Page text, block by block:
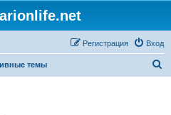
Вход
Регистрация
темы